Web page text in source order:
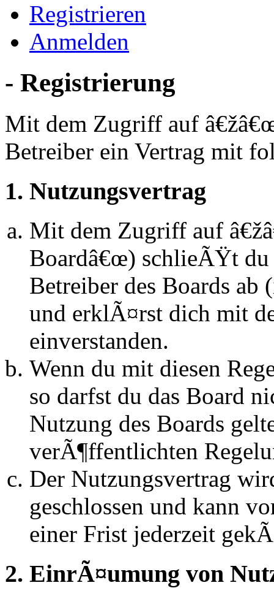
Registrieren
Anmelden
- Registrierung
Mit dem Zugriff auf
Betreiber ein Vertrag mit
1. Nutzungsvertrag
Mit dem Zugriff auf
Boardâ€œ) schlieÃŸt du
Betreiber des Boards
und erklÃ¤rst dich mit
einverstanden.
Wenn du mit diesen
so darfst du das Board
Nutzung des Boards
verÃ¶ffentlichten
Der Nutzungsvertrag
geschlossen und kann
einer Frist jederzeit
2. EinrÃ¤umung von